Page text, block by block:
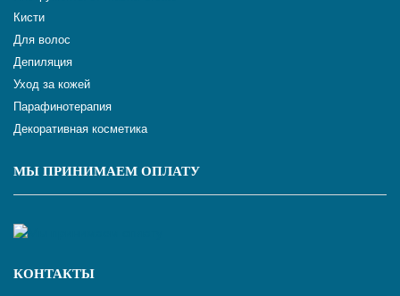
Кисти
Для волос
Депиляция
Уход за кожей
Парафинотерапия
Декоративная косметика
МЫ ПРИНИМАЕМ ОПЛАТУ
КОНТАКТЫ